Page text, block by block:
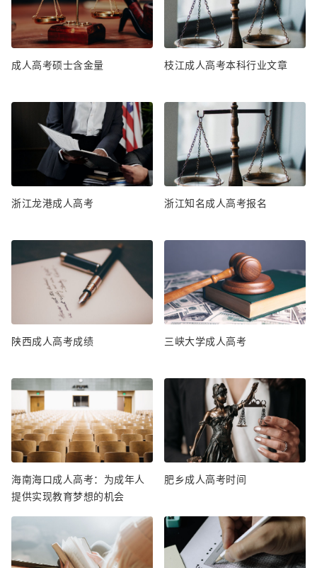
成人高考硕士含金量 枝江成人高考本科行业文章
浙江龙港成人高考 浙江知名成人高考报名
陕西成人高考成绩 三峡大学成人高考
海南海口成人高考：为成年人
提供实现教育梦想的机会
肥乡成人高考时间